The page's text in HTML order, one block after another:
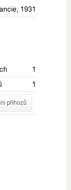
1931
1
1
příhozů